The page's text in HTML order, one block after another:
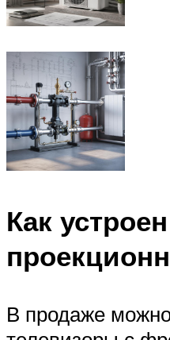
Как устроен
В продаже